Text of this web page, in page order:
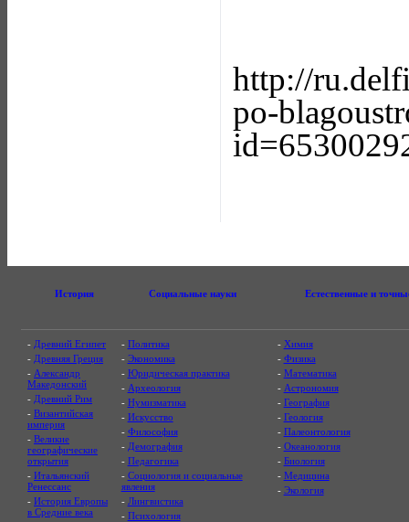
http://
po-
История Социальные науки Естественные и
- Древний Египет
- Древняя Греция
- Александр
Македонский
- Древний Рим
- Византийская
империя
- Великие
географические
открытия
- Итальянский
Ренессанс
- История Европы
в Средние века
- Политика
- Экономика
- Юридическая практика
- Археология
- Нумизматика
- Искусство
- Философия
- Демография
- Педагогика
- Социология и социальные
явления
- Лингвистика
- Психология
- Химия
- Физика
- Математика
- Астрономия
- География
- Геология
- Палеонтология
- Океанология
- Биология
- Медицина
- Экология